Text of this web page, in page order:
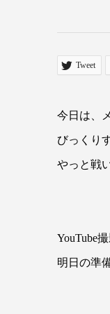
Tweet
今日は、
びっくり
やっと戦
YouTube
明日の準